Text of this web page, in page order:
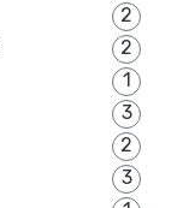
2
2
1
3
2
3